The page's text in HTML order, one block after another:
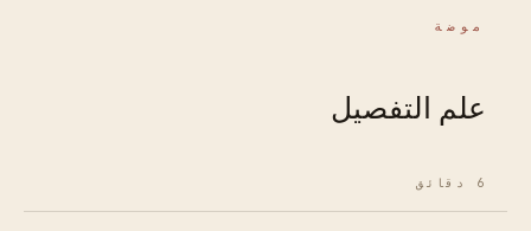
موضة
علم التفصيل
6 دقائق